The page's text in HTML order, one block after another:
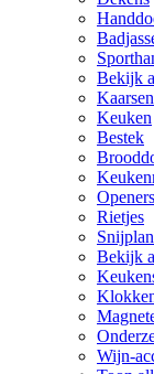
Bekijk
Kaarsen
Keuken
Bestek
Openers
Rietjes
Bekijk
Wijn-